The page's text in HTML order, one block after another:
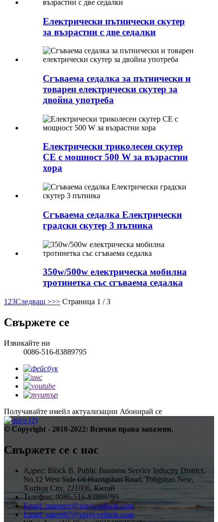
Електрически пътнически скутер
за възрастни с две седалки
Сгъваема седалка за пътнически и
товарен електрически скутер за
двойна употреба
Електрически триколесен скутер
CE с мощност 500 W за възрастни
хора
Сгъваема седалка Електрически
градски скутер 3 пътника
350w/500w електрическа мобилна
тротинетка със сгъваема седалка
1 23Следващ >>> Страница 1 / 3
Свържете се
Извикайте ни
0086-516-83889795
Получавайте имейл актуализации Абонирай се
© Copyright - 2010-2022: Всички права запазени.
Свържете се с нас
Адрес: Block B, Public Business Service Inductry District,
No.12 West Side Of Huangshan Road, Tongshan New,
Xuzhou City, 221006, Китай
Телефон: 0086-516-83889795
Email: manager@xinyi-vehicle.com
Email: sales007@xinyi-vehicle.com